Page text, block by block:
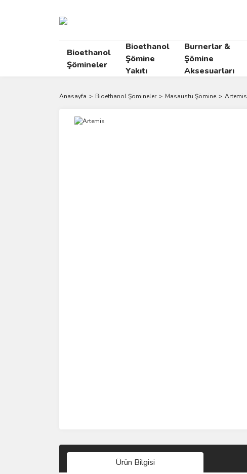
Bioethanol
Şömineler
Bioethanol
Şömine
Yakıtı
Burnerlar &
Şömine
Aksesuarları
Anasayfa Bioethanol Şömineler Masaüstü Şömine Artemis
Ürün Bilgisi